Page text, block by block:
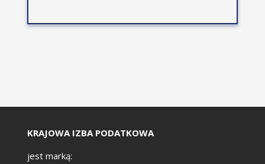
KRAJOWA IZBA PODATKOWA
jest marką: